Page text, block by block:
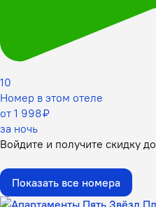
10
Номер в этом отеле
от 1 998 ₽
за ночь
Войдите и получите скидку до
Показать все номера